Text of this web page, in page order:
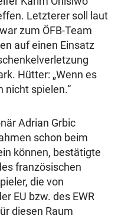
Letzterer soll laut
zum ÖFB-Team
auf einen Einsatz
Hütter: „Wenn es
nicht spielen.“
Adrian Grbic
schon beim
können, bestätigte
französischen
die von
EU bzw. des EWR
diesen Raum